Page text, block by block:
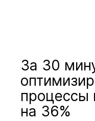
За 30
процессы
на 36%